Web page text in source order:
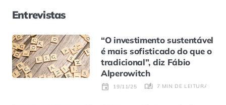
Entrevistas
“O investimento sustentável
é mais sofisticado do que o
tradicional”, diz Fábio
Alperowitch
19/11/25 7 MIN DE LEITURA